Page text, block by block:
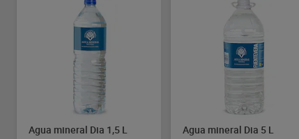
Agua mineral Dia 1,5 L Agua mineral Dia 5 L